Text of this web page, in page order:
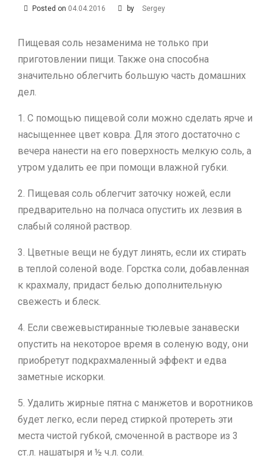
Posted on 04.04.2016 by Sergey
Пищевая соль незаменима не только при
приготовлении пищи. Также она способна
значительно облегчить большую часть домашних
дел.
1. С помощью пищевой соли можно сделать ярче и
насыщеннее цвет ковра. Для этого достаточно с
вечера нанести на его поверхность мелкую соль, а
утром удалить ее при помощи влажной губки.
2. Пищевая соль облегчит заточку ножей, если
предварительно на полчаса опустить их лезвия в
слабый соляной раствор.
3. Цветные вещи не будут линять, если их стирать
в теплой соленой воде. Горстка соли, добавленная
к крахмалу, придаст белью дополнительную
свежесть и блеск.
4. Если свежевыстиранные тюлевые занавески
опустить на некоторое время в соленую воду, они
приобретут подкрахмаленный эффект и едва
заметные искорки.
5. Удалить жирные пятна с манжетов и воротников
будет легко, если перед стиркой протереть эти
места чистой губкой, смоченной в растворе из 3
ст.л. нашатыря и ½ ч.л. соли.